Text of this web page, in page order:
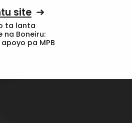
site
ta lanta
na Boneiru:
pa MPB